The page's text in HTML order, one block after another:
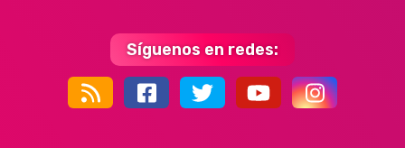
Síguenos en redes: